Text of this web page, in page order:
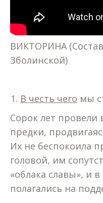
ВИКТОРИНА
Зболинской)
В честь чего мы
Сорок лет провели
предки,
Их не беспокоила
головой, им
«облака славы», и
полагались на